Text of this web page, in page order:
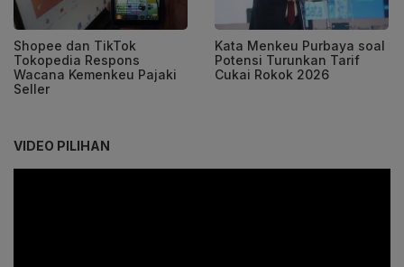
Shopee dan TikTok
Tokopedia Respons
Wacana Kemenkeu Pajaki
Seller
Kata Menkeu Purbaya soal
Potensi Turunkan Tarif
Cukai Rokok 2026
VIDEO PILIHAN